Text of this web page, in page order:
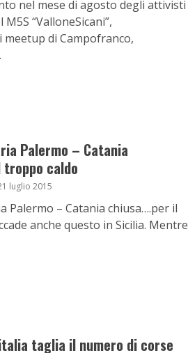
nel mese di agosto degli attivisti
“ValloneSicani”,
di Campofranco,
Palermo – Catania
caldo
luglio 2015
Palermo – Catania chiusa….per il
anche questo in Sicilia. Mentre
taglia il numero di corse